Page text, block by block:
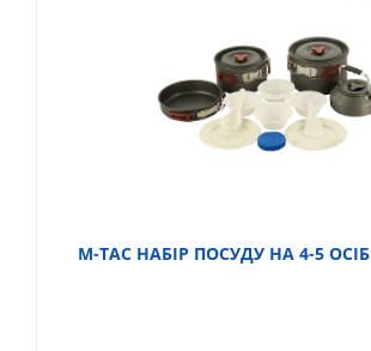
M-TAC НАБІР ПОСУДУ НА 4-5 ОСІБ